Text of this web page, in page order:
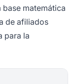
base matemática
de afiliados
para la